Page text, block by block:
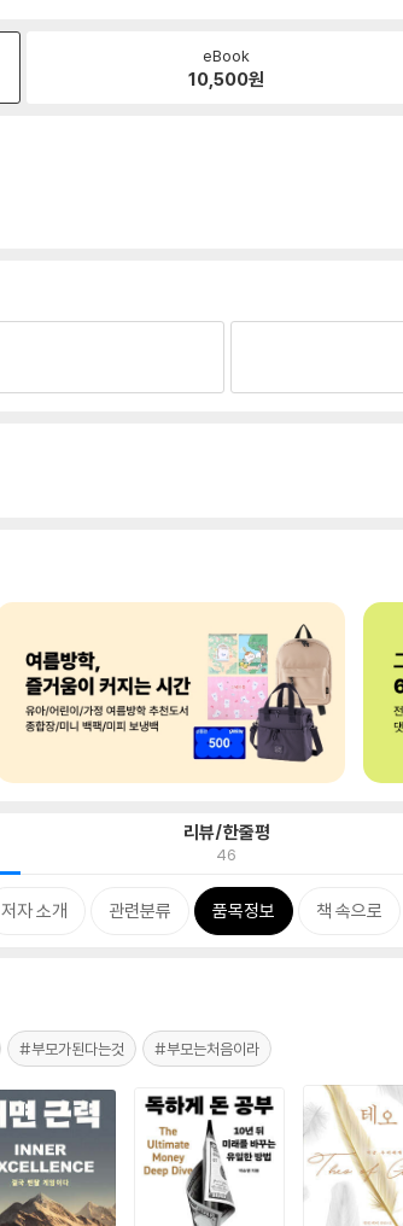
eBook
10,500원
리뷰/한줄평
46
저자 소개 관련분류 품목정보 책 속으로
#부모가된다는것 #부모는처음이라